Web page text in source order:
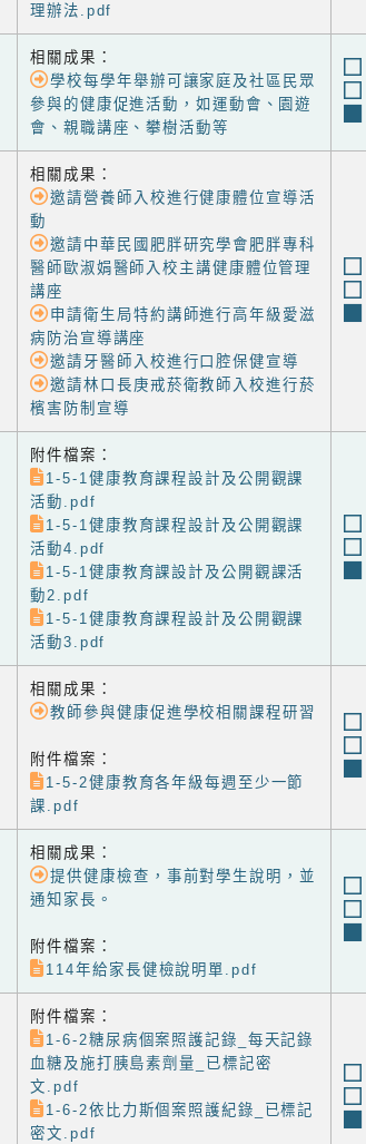
理辦法.pdf
相關成果：
學校每學年舉辦可讓家庭及社區民眾
參與的健康促進活動，如運動會、園遊
會、親職講座、攀樹活動等
相關成果：
邀請營養師入校進行健康體位宣導活
動
邀請中華民國肥胖研究學會肥胖專科
醫師歐淑娟醫師入校主講健康體位管理
講座
申請衛生局特約講師進行高年級愛滋
病防治宣導講座
邀請牙醫師入校進行口腔保健宣導
邀請林口長庚戒菸衛教師入校進行菸
檳害防制宣導
附件檔案：
1-5-1健康教育課程設計及公開觀課
活動.pdf
1-5-1健康教育課程設計及公開觀課
活動4.pdf
1-5-1健康教育課設計及公開觀課活
動2.pdf
1-5-1健康教育課程設計及公開觀課
活動3.pdf
相關成果：
教師參與健康促進學校相關課程研習
附件檔案：
1-5-2健康教育各年級每週至少一節
課.pdf
相關成果：
提供健康檢查，事前對學生說明，並
通知家長。
附件檔案：
114年給家長健檢說明單.pdf
附件檔案：
1-6-2糖尿病個案照護記錄_每天記錄
血糖及施打胰島素劑量_已標記密
文.pdf
1-6-2依比力斯個案照護紀錄_已標記
密文.pdf